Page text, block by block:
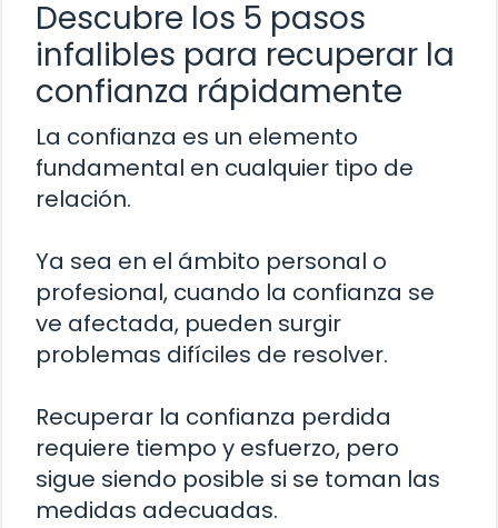
Descubre los 5 pasos
infalibles para recuperar la
confianza rápidamente
La confianza es un elemento
fundamental en cualquier tipo de
relación.
Ya sea en el ámbito personal o
profesional, cuando la confianza se
ve afectada, pueden surgir
problemas difíciles de resolver.
Recuperar la confianza perdida
requiere tiempo y esfuerzo, pero
sigue siendo posible si se toman las
medidas adecuadas.